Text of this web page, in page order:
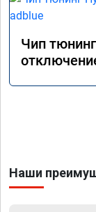
Чип
Наши